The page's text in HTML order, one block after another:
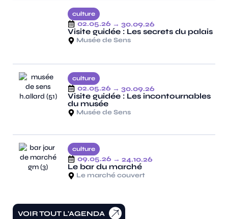
culture
02.05.26 → 30.09.26
Visite guidée : Les secrets du palais
Musée de Sens
culture
02.05.26 → 30.09.26
Visite guidée : Les incontournables
du musée
Musée de Sens
culture
09.05.26 → 24.10.26
Le bar du marché
Le marché couvert
VOIR TOUT L'AGENDA